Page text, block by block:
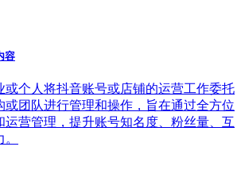
容
或个人将抖音账号或店铺的运营工作委托
或团队进行管理和操作，旨在通过全方位
运营管理，提升账号知名度、粉丝量、互